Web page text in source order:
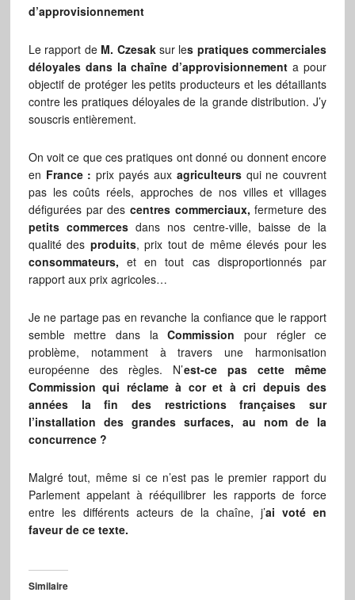
d’approvisionnement
Le rapport deM. Czesaksur les pratiques commerciales
déloyales dans la chaîne d’approvisionnement a pour
objectif de protéger les petits producteurs et les détaillants
contre les pratiques déloyales de la grande distribution. J’y
souscris entièrement.
On voit ce que ces pratiques ont donné ou donnent encore
en France : prix payés aux agriculteursqui ne couvrent
pas les coûts réels, approches de nos villes et villages
défigurées par des centres commerciaux, fermeture des
petits commerces dans nos centre-ville, baisse de la
qualité des produits, prix tout de même élevés pour les
consommateurs, et en tout cas disproportionnés par
rapport aux prix agricoles…
Je ne partage pas en revanche la confiance que le rapport
semble mettre dans laCommission pour régler ce
problème, notamment à travers une harmonisation
européenne des règles. N’est-ce pas cette même
Commission qui réclame à cor et à cri depuis des
années la fin des restrictions françaises sur
l’installation des grandes surfaces, au nom de la
concurrence ?
Malgré tout, même si ce n’est pas le premier rapport du
Parlement appelant à rééquilibrer les rapports de force
entre les différents acteurs de la chaîne, j’ai voté en
faveur de ce texte.
Similaire